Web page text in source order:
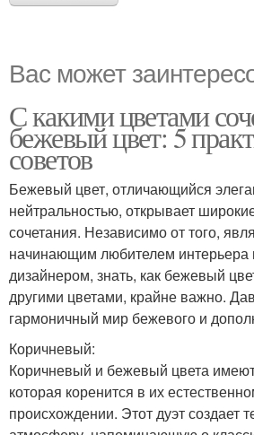
Вас может
С какими цветами
бежевый цвет: 5
советов
Бежевый цвет, отличающийся
нейтральностью, открывает
сочетания. Независимо от того,
начинающим любителем
дизайнером, знать, как бежевый
другими цветами, крайне важно.
гармоничный мир бежевого и
Коричневый:
Коричневый и бежевый цвета
которая коренится в их
происхождении. Этот дуэт создает